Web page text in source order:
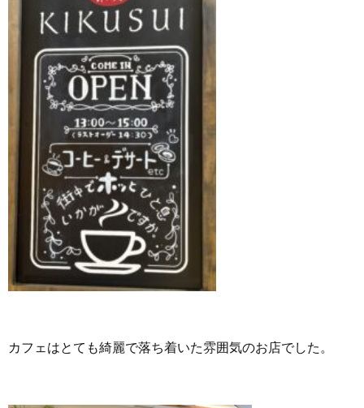
カフェはとても綺麗で落ち着いた雰囲気のお店でした。